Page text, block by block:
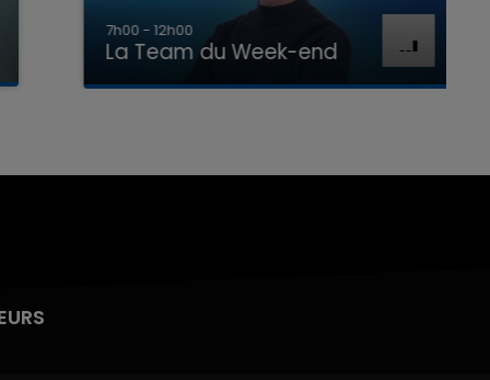
7h00 - 12h00
La Team du Week-end